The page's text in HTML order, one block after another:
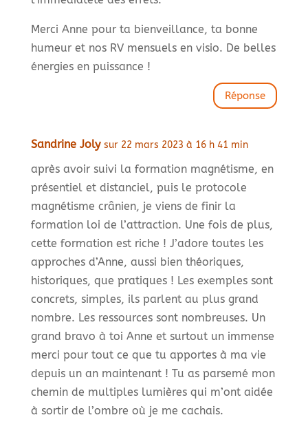
Merci Anne pour ta bienveillance, ta bonne
humeur et nos RV mensuels en visio. De belles
énergies en puissance !
Réponse
Sandrine Joly sur 22 mars 2023 à 16 h 41 min
après avoir suivi la formation magnétisme, en
présentiel et distanciel, puis le protocole
magnétisme crânien, je viens de finir la
formation loi de l’attraction. Une fois de plus,
cette formation est riche ! J’adore toutes les
approches d’Anne, aussi bien théoriques,
historiques, que pratiques ! Les exemples sont
concrets, simples, ils parlent au plus grand
nombre. Les ressources sont nombreuses. Un
grand bravo à toi Anne et surtout un immense
merci pour tout ce que tu apportes à ma vie
depuis un an maintenant ! Tu as parsemé mon
chemin de multiples lumières qui m’ont aidée
à sortir de l’ombre où je me cachais.